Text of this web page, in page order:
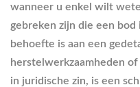
wanneer u enkel wilt
gebreken zijn die een bod
behoefte is aan een
herstelwerkzaamheden
in juridische zin, is een